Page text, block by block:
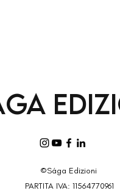
©Sága Edizioni
PARTITA IVA: 11564770961